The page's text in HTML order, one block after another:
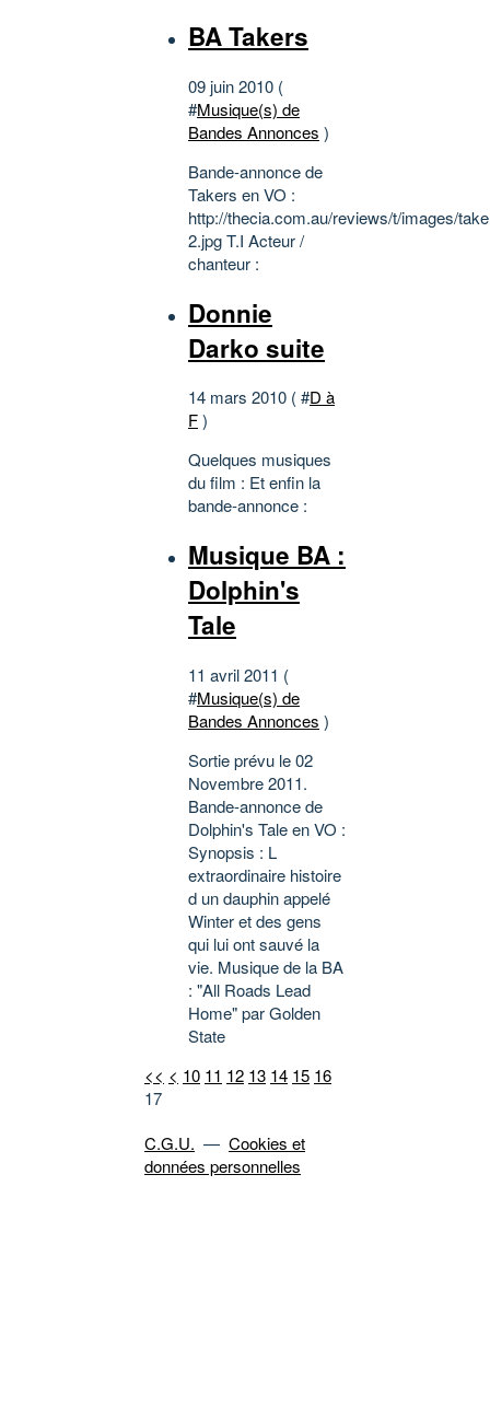
BA Takers
09 juin 2010 (
#Musique(s) de
Bandes Annonces )
Bande-annonce de
Takers en VO :
http://thecia.com.au/reviews/t/images/
2.jpg T.I Acteur /
chanteur :
Donnie
Darko suite
14 mars 2010 ( #D à
F)
Quelques musiques
du film : Et enfin la
bande-annonce :
Musique BA :
Dolphin's
Tale
11 avril 2011 (
#Musique(s) de
Bandes Annonces )
Sortie prévu le 02
Novembre 2011.
Bande-annonce de
Dolphin's Tale en VO :
Synopsis : L
extraordinaire histoire
d un dauphin appelé
Winter et des gens
qui lui ont sauvé la
vie. Musique de la BA
: "All Roads Lead
Home" par Golden
State
<< < 10 11 12 13 14 15 16
17
C.G.U. — Cookies et
données personnelles